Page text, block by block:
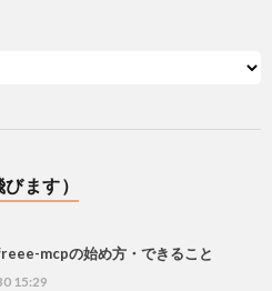
ます）
mcpの始め方・できること
15:29